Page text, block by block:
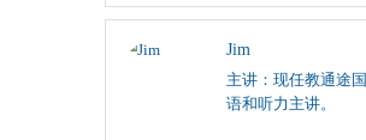
Jim
主讲：现任教通途
语和听力主讲。